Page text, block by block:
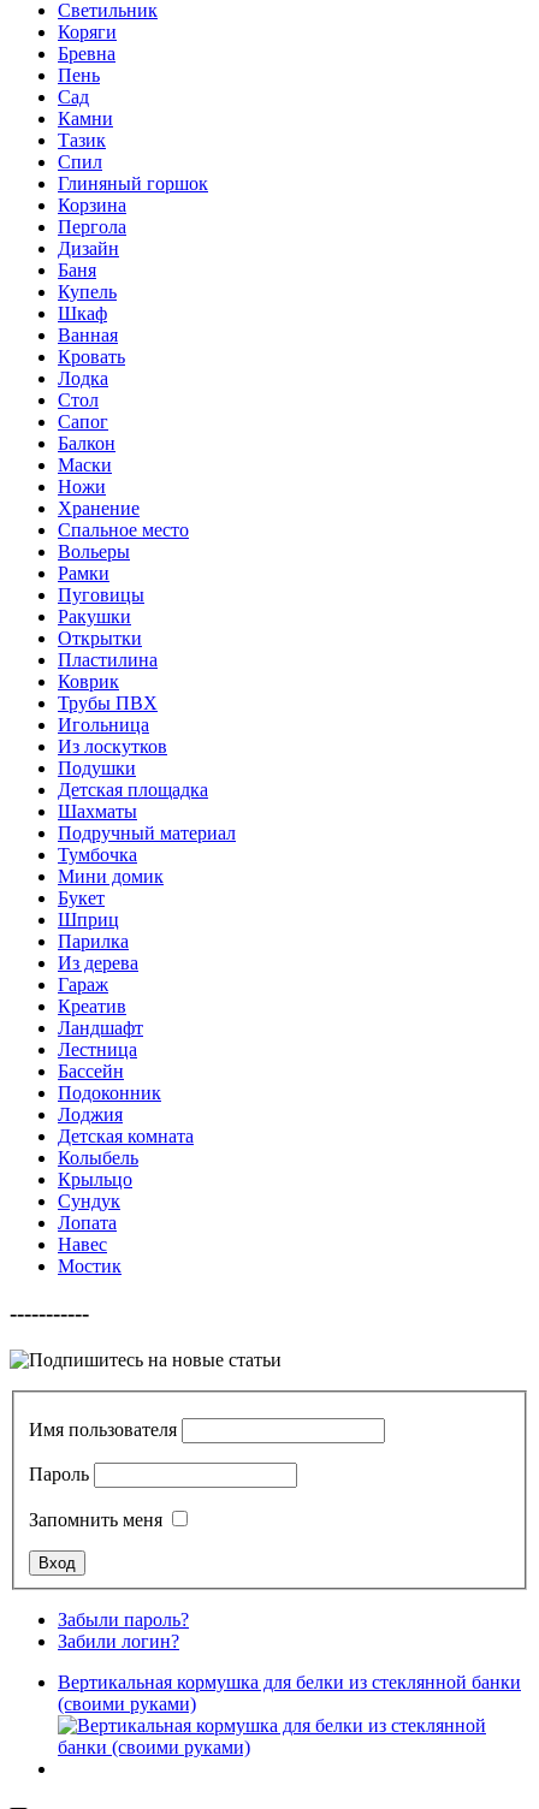
Светильник
Коряги
Бревна
Пень
Сад
Камни
Тазик
Спил
Глиняный горшок
Корзина
Пергола
Дизайн
Баня
Купель
Шкаф
Ванная
Кровать
Лодка
Стол
Сапог
Балкон
Маски
Ножи
Хранение
Спальное место
Вольеры
Рамки
Пуговицы
Ракушки
Открытки
Пластилина
Коврик
Трубы ПВХ
Игольница
Из лоскутков
Подушки
Детская площадка
Шахматы
Подручный материал
Тумбочка
Мини домик
Букет
Шприц
Парилка
Из дерева
Гараж
Креатив
Ландшафт
Лестница
Бассейн
Подоконник
Лоджия
Детская комната
Колыбель
Крыльцо
Сундук
Лопата
Навес
Мостик
-----------
Имя пользователя
Пароль
Запомнить меня
Забыли пароль?
Забили логин?
Вертикальная кормушка для белки из стеклянной банки
(своими руками)